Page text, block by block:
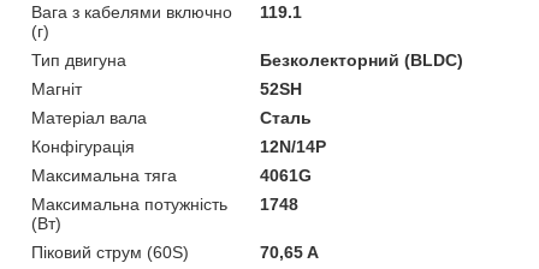
Вага з кабелями включно
(г)
119.1
Тип двигуна
Безколекторний (BLDC)
Магніт
52SH
Матеріал вала
Сталь
Конфігурація
12N/14P
Максимальна тяга
4061G
Максимальна потужність
(Вт)
1748
Піковий струм (60S)
70,65 A